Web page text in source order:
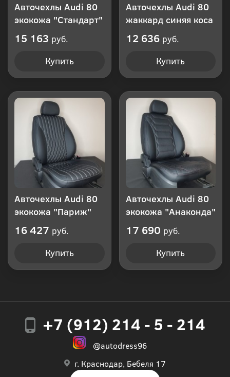
Авточехлы Audi 80
экокожа "Стандарт"
15 163 руб.
Купить
Авточехлы Audi 80
жаккард синяя коса
12 636 руб.
Купить
Авточехлы Audi 80
экокожа "Париж"
16 427 руб.
Купить
Авточехлы Audi 80
экокожа "Анаконда"
17 690 руб.
Купить
+7 (912) 214 - 5 - 214
@autodress96
г. Краснодар, Бебеля 17